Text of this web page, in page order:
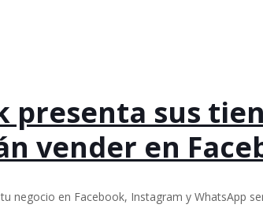
presenta sus
vender en
negocio en Facebook, Instagram y WhatsApp